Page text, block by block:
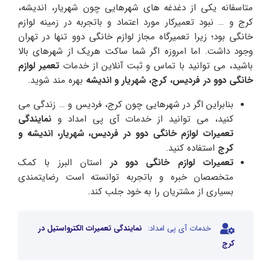
متاسفانه یکی از دغدغه های شهرهایی چون شهریار، اندیشه،
کرج و … نبود تعمیرکار مورد اعتماد و باتجربه در زمینه لوازم
خانگی بود؛ زیرا تعمیرگاه مجاز لوازم خانگی دوو تنها در تهران
وجود داشت. اما امروزه اگر شما ساکت هریک از شهرهای بالا
باشید، می توانید با تماس و ثبت آنلاین از خدماتتعمیر لوازم
خانگی دوو در فردیس، کرج، شهریار و اندیشه بهره مند شوید.
بنابراین اگر در شهرهایی چون کرج، فردیس و … زندگی می
کنید، می توانید از خدمات آی پی امداد و نمایندگی
تعمیرات لوازم خانگی دوو در فردیس، شهریار، اندیشه و
کرج استفاده کنید.
تعمیرات لوازم خانگی دوو در استان البرز با کمک
متخصصان خبره و باتجربه توانسته است رضایتمندی
بسیاری از مشتریان را به خود جلب کند.
خدمات آی پی امداد: نمایندگی تعمیرات الکترواستیل در
کرج